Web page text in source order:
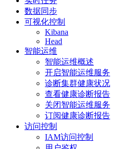
数据同步
可视化控制
Kibana
Head
智能运维
智能运维概述
开启智能运维服务
诊断集群健康状况
查看健康诊断报告
关闭智能运维服务
订阅健康诊断报告
访问控制
IAM访问控制